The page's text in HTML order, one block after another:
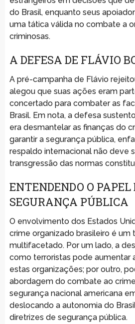
do Brasil, enquanto seus
uma tática válida no combate a
criminosas.
A DEFESA DE FLÁVIO
A pré-campanha de Flávio
alegou que suas ações eram
concertado para combater as
Brasil. Em nota, a defesa
era desmantelar as finanças do
garantir a segurança pública,
respaldo internacional não deve
transgressão das normas
ENTENDENDO O
SEGURANÇA PÚBLICA
O envolvimento dos Estados
crime organizado brasileiro é um
multifacetado. Por um lado, a
como terroristas pode aumentar
estas organizações; por outro,
abordagem do combate ao
segurança nacional americana
deslocando a autonomia do
diretrizes de segurança pública.